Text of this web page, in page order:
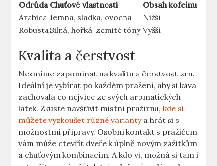
Odrůda Chuťové vlastnosti
Obsah kofeinu
Arabica Jemná, sladká, ovocná
Nižší
RobustaSilná, hořká, zemité tóny Vyšší
Kvalita a čerstvost
Nesmíme zapomínat na kvalitu a čerstvost zrn.
Ideální je vybírat po každém pražení, aby si káva
zachovala co nejvíce ze svých aromatických
látek. Zkuste navštívit místní pražírnu,kde si
můžete vyzkoušet různé variantya hrát si s
možnostmi přípravy. Osobní kontakt s pražičem
vám může otevřít dveře k úplně novým zážitkům
a chuťovým kombinacím. A kdo ví, možná si tam i